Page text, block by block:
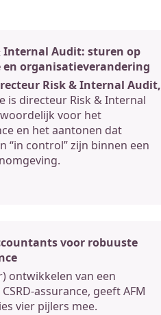
Internal Audit: sturen op
organisatieverandering
Risk & Internal Audit,
is directeur Risk & Internal
voor het
en het aantonen dat
“in control” zijn binnen een
voor robuuste
ontwikkelen van een
assurance, geeft AFM
vier pijlers mee.